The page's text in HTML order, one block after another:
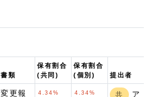
書類
保有割合
(共同)
保有割合
(個別)
提出者
変更報
4.34%
4.34%
共
ア